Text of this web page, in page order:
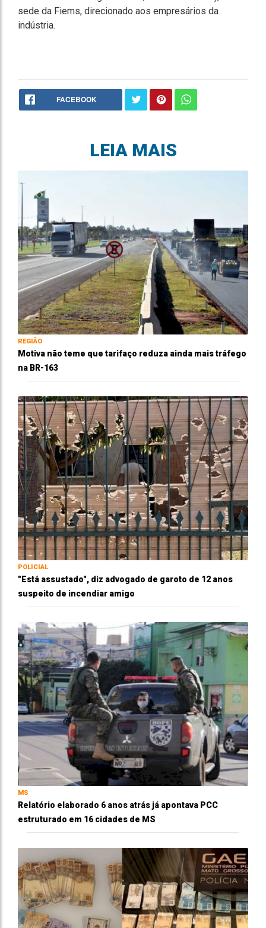
sede da Fiems, direcionado aos empresários da
indústria.
FACEBOOK
LEIA MAIS
REGIÃO
Motiva não teme que tarifaço reduza ainda mais tráfego
na BR-163
POLICIAL
"Está assustado", diz advogado de garoto de 12 anos
suspeito de incendiar amigo
MS
Relatório elaborado 6 anos atrás já apontava PCC
estruturado em 16 cidades de MS